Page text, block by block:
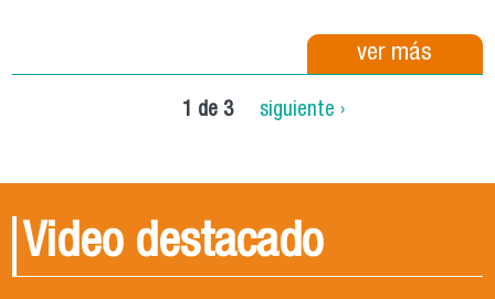
ver más
1 de 3 siguiente ›
Video destacado